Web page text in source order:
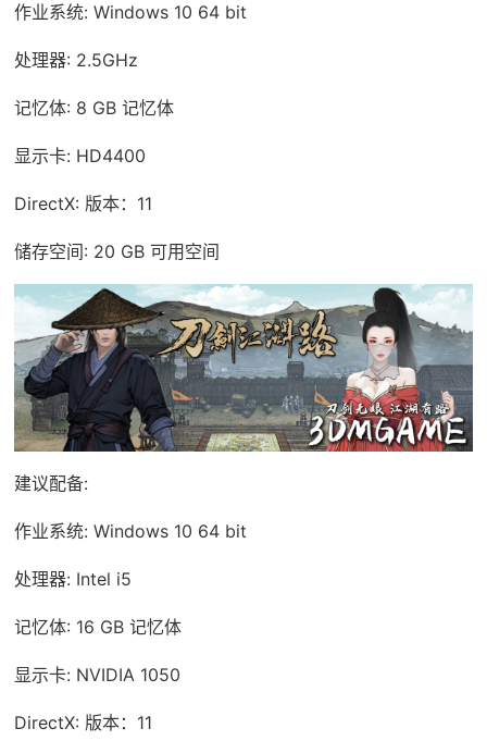
作业系统: Windows 10 64 bit
处理器: 2.5GHz
记忆体: 8 GB 记忆体
显示卡: HD4400
DirectX: 版本：11
储存空间: 20 GB 可用空间
建议配备:
作业系统: Windows 10 64 bit
处理器: Intel i5
记忆体: 16 GB 记忆体
显示卡: NVIDIA 1050
DirectX: 版本：11